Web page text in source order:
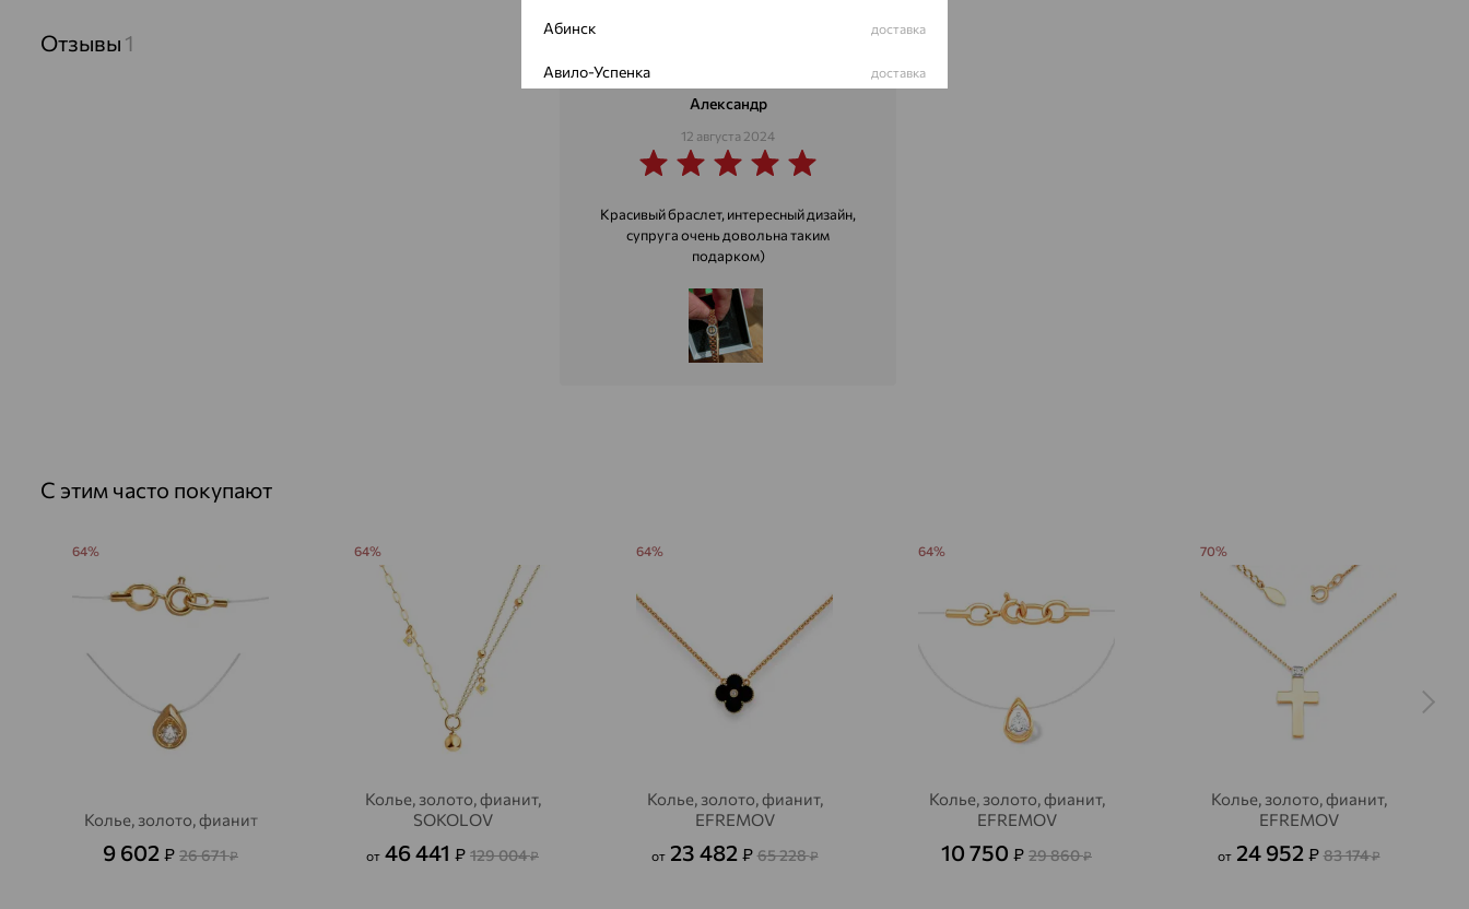
Отзывы 1
Александр
12 августа 2024
Красивый браслет, интересный дизайн,
супруга очень довольна таким
подарком)
С этим часто покупают
Колье, золото, фианит
9 602 ₽ 26 671₽
64%
Колье, золото, фианит,
SOKOLOV
от 46 441 ₽ 129 004₽
64%
Колье, золото, фианит,
EFREMOV
от 23 482 ₽ 65 228₽
64%
Колье, золото, фианит,
EFREMOV
10 750 ₽ 29 860₽
64%
Колье, золото, фианит,
EFREMOV
от 24 952 ₽ 83 174₽
70%
Абинск доставка
Авило-Успенка доставка
доставка